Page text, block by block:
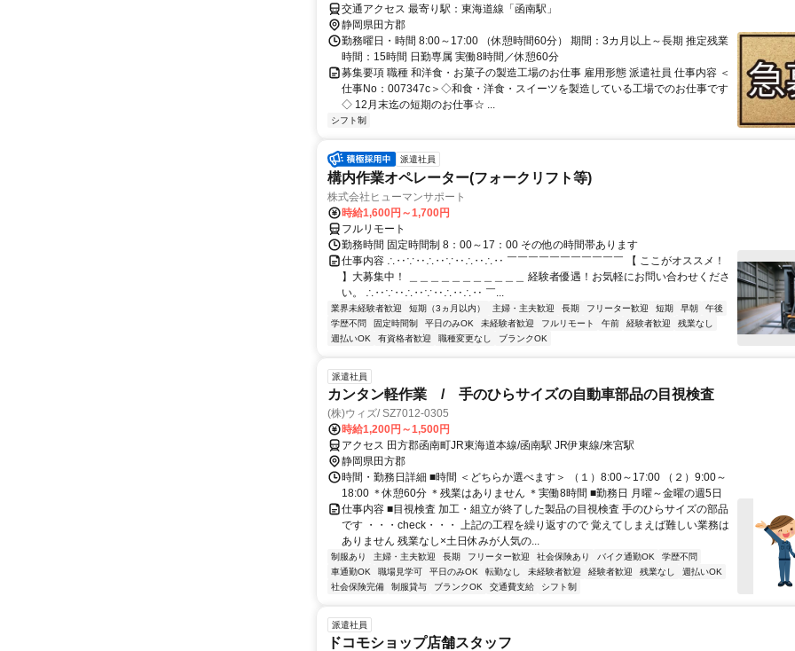
交通アクセス 最寄り駅：東海道線「函南駅」
静岡県田方郡
勤務曜日・時間 8:00～17:00 （休憩時間60分） 期間：3カ月以上～長期 推定残業
時間：15時間 日勤専属 実働8時間／休憩60分
募集要項 職種 和洋食・お菓子の製造工場のお仕事 雇用形態 派遣社員 仕事内容 ＜
仕事No：007347c＞◇和食・洋食・スイーツを製造している工場でのお仕事です
◇ 12月末迄の短期のお仕事☆ ...
シフト制
派遣社員
構内作業オペレーター(フォークリフト等)
株式会社ヒューマンサポート
時給1,600円～1,700円
フルリモート
勤務時間 固定時間制 8：00～17：00 その他の時間帯あります
仕事内容 ∴‥∵‥∴‥∵‥∴‥∴‥ ￣￣￣￣￣￣￣￣￣￣￣ 【 ここがオススメ！
】大募集中！ ＿＿＿＿＿＿＿＿＿＿＿ 経験者優遇！お気軽にお問い合わせくださ
い。 ∴‥∵‥∴‥∵‥∴‥∴‥ ￣...
業界未経験者歓迎 短期（3ヵ月以内） 主婦・主夫歓迎 長期 フリーター歓迎 短期 早朝
午後
学歴不問
固定時間制 平日のみOK 未経験者歓迎 フルリモート 午前 経験者歓迎
残業なし
週払いOK
有資格者歓迎 職種変更なし ブランクOK
派遣社員
カンタン軽作業 / 手のひらサイズの自動車部品の目視検査
(株)ウィズ/ SZ7012-0305
時給1,200円～1,500円
アクセス 田方郡函南町JR東海道本線/函南駅 JR伊東線/来宮駅
静岡県田方郡
時間・勤務日詳細 ■時間 ＜どちらか選べます＞ （１）8:00～17:00 （２）9:00～
18:00 ＊休憩60分 ＊残業はありません ＊実働8時間 ■勤務日 月曜～金曜の週5日
仕事内容 ■目視検査 加工・組立が終了した製品の目視検査 手のひらサイズの部品
です ・・・check・・・ 上記の工程を繰り返すので 覚えてしまえば難しい業務は
ありません 残業なし×土日休みが人気の...
制服あり 主婦・主夫歓迎 長期 フリーター歓迎 社会保険あり バイク通勤OK
学歴不問
車通勤OK
職場見学可 平日のみOK 転勤なし 未経験者歓迎 経験者歓迎 残業なし
週払いOK
社会保険完備
制服貸与 ブランクOK 交通費支給 シフト制
派遣社員
ドコモショップ店舗スタッフ